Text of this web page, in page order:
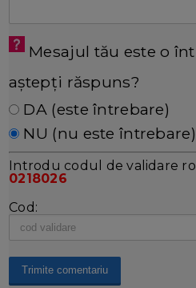
Mesajul tău este o
aștepți răspuns?
DA (este întrebare)
NU (nu este întrebare)
Introdu codul de validare
0218026
Cod: